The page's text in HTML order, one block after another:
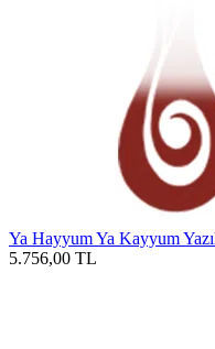
Ya Hayyum Ya Kayyum
5.756,00 TL